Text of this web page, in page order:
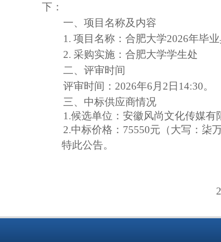
下：
一、项目名称及内容
1. 项目名称：合肥大学2026年毕
2. 采购实施：合肥大学学生处
二、评审时间
评审时间： 2026年6月 2 日 14:30。
三、中标供应商情况
1.候选单位： 安徽风尚文化传媒有
2.中标价格： 75550元（大写： 柒
特此公告。